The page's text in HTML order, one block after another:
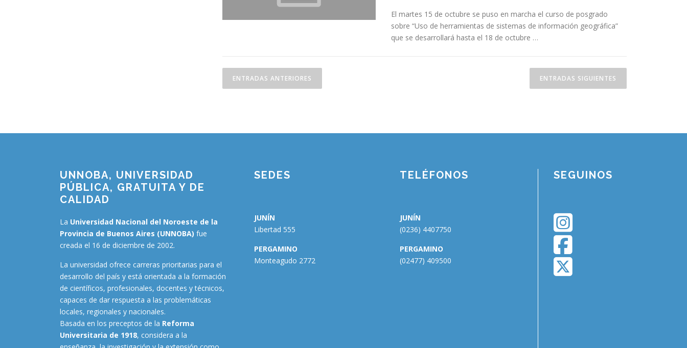
El martes 15 de octubre se puso en marcha el curso de posgrado
sobre “Uso de herramientas de sistemas de información geográfica”
que se desarrollará hasta el 18 de octubre …
ENTRADAS ANTERIORES ENTRADAS SIGUIENTES
UNNOBA, UNIVERSIDAD
PÚBLICA, GRATUITA Y DE
CALIDAD
La Universidad Nacional del Noroeste de la
Provincia de Buenos Aires (UNNOBA) fue
creada el 16 de diciembre de 2002.
La universidad ofrece carreras prioritarias para el
desarrollo del país y está orientada a la formación
de científicos, profesionales, docentes y técnicos,
capaces de dar respuesta a las problemáticas
locales, regionales y nacionales.
Basada en los preceptos de la Reforma
Universitaria de 1918, considera a la
SEDES
JUNÍN
Libertad 555
PERGAMINO
Monteagudo 2772
TELÉFONOS
JUNÍN
(0236) 4407750
PERGAMINO
(02477) 409500
SEGUINOS